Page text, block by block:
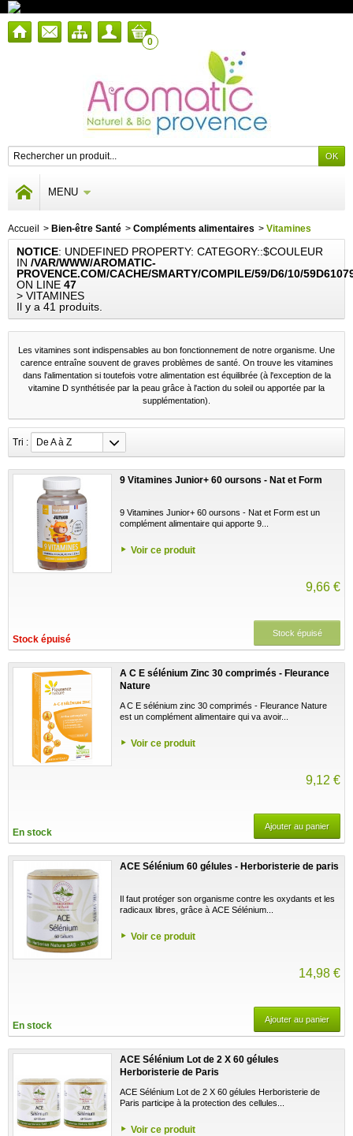
0
MENU
Accueil > Bien-être Santé > Compléments alimentaires > Vitamines
NOTICE: UNDEFINED PROPERTY: CATEGORY::$COULEUR
IN /VAR/WWW/AROMATIC-
PROVENCE.COM/CACHE/SMARTY/COMPILE/59/D6/10/
ON LINE 47
> VITAMINES
Il y a 41 produits.
Les vitamines sont indispensables au bon fonctionnement de notre organisme. Une
carence entraîne souvent de graves problèmes de santé. On trouve les vitamines
dans l'alimentation si toutefois votre alimentation est équilibrée (à l'exception de la
vitamine D synthétisée par la peau grâce à l'action du soleil ou apportée par la
supplémentation).
Tri : De A à Z
9 Vitamines Junior+ 60 oursons - Nat et Form
9 Vitamines Junior+ 60 oursons - Nat et Form est un
complément alimentaire qui apporte 9...
Voir ce produit
9,66 €
Stock épuisé
Stock épuisé
A C E sélénium Zinc 30 comprimés - Fleurance
Nature
A C E sélénium zinc 30 comprimés - Fleurance Nature
est un complément alimentaire qui va avoir...
Voir ce produit
9,12 €
En stock
Ajouter au panier
ACE Sélénium 60 gélules - Herboristerie de paris
Il faut protéger son organisme contre les oxydants et les
radicaux libres, grâce à ACE Sélénium...
Voir ce produit
14,98 €
En stock
Ajouter au panier
ACE Sélénium Lot de 2 X 60 gélules
Herboristerie de Paris
ACE Sélénium Lot de 2 X 60 gélules Herboristerie de
Paris participe à la protection des cellules...
Voir ce produit